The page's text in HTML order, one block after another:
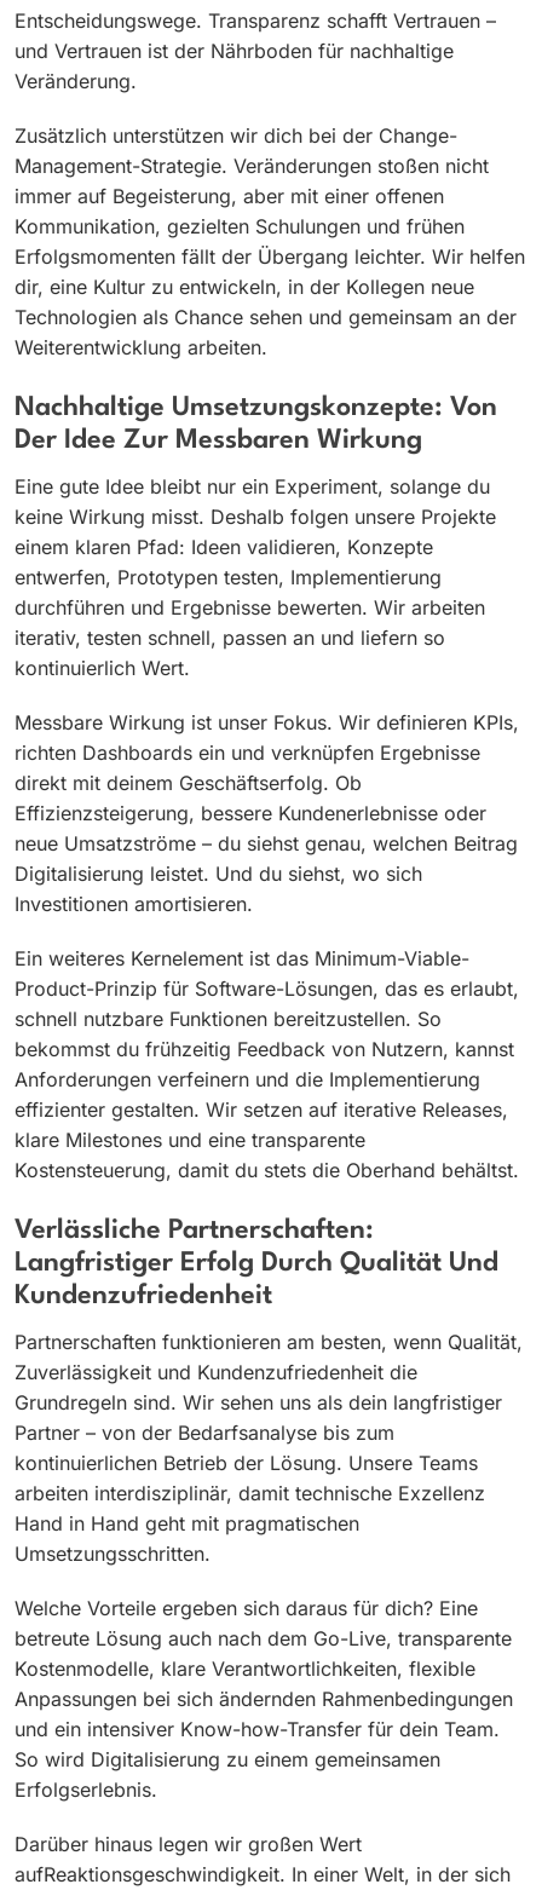
Entscheidungswege. Transparenz schafft Vertrauen –
und Vertrauen ist der Nährboden für nachhaltige
Veränderung.
Zusätzlich unterstützen wir dich bei der Change-
Management-Strategie. Veränderungen stoßen nicht
immer auf Begeisterung, aber mit einer offenen
Kommunikation, gezielten Schulungen und frühen
Erfolgsmomenten fällt der Übergang leichter. Wir helfen
dir, eine Kultur zu entwickeln, in der Kollegen neue
Technologien als Chance sehen und gemeinsam an der
Weiterentwicklung arbeiten.
Nachhaltige Umsetzungskonzepte: Von
Der Idee Zur Messbaren Wirkung
Eine gute Idee bleibt nur ein Experiment, solange du
keine Wirkung misst. Deshalb folgen unsere Projekte
einem klaren Pfad: Ideen validieren, Konzepte
entwerfen, Prototypen testen, Implementierung
durchführen und Ergebnisse bewerten. Wir arbeiten
iterativ, testen schnell, passen an und liefern so
kontinuierlich Wert.
Messbare Wirkung ist unser Fokus. Wir definieren KPIs,
richten Dashboards ein und verknüpfen Ergebnisse
direkt mit deinem Geschäftserfolg. Ob
Effizienzsteigerung, bessere Kundenerlebnisse oder
neue Umsatzströme – du siehst genau, welchen Beitrag
Digitalisierung leistet. Und du siehst, wo sich
Investitionen amortisieren.
Ein weiteres Kernelement ist das Minimum-Viable-
Product-Prinzip für Software-Lösungen, das es erlaubt,
schnell nutzbare Funktionen bereitzustellen. So
bekommst du frühzeitig Feedback von Nutzern, kannst
Anforderungen verfeinern und die Implementierung
effizienter gestalten. Wir setzen auf iterative Releases,
klare Milestones und eine transparente
Kostensteuerung, damit du stets die Oberhand behältst.
Verlässliche Partnerschaften:
Langfristiger Erfolg Durch Qualität Und
Kundenzufriedenheit
Partnerschaften funktionieren am besten, wenn Qualität,
Zuverlässigkeit und Kundenzufriedenheit die
Grundregeln sind. Wir sehen uns als dein langfristiger
Partner – von der Bedarfsanalyse bis zum
kontinuierlichen Betrieb der Lösung. Unsere Teams
arbeiten interdisziplinär, damit technische Exzellenz
Hand in Hand geht mit pragmatischen
Umsetzungsschritten.
Welche Vorteile ergeben sich daraus für dich? Eine
betreute Lösung auch nach dem Go-Live, transparente
Kostenmodelle, klare Verantwortlichkeiten, flexible
Anpassungen bei sich ändernden Rahmenbedingungen
und ein intensiver Know-how-Transfer für dein Team.
So wird Digitalisierung zu einem gemeinsamen
Erfolgserlebnis.
Darüber hinaus legen wir großen Wert
aufReaktionsgeschwindigkeit. In einer Welt, in der sich